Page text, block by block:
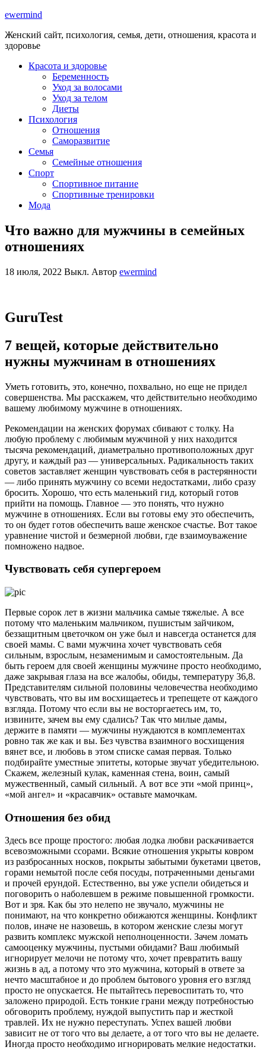
ewermind
Женский сайт, психология, семья, дети, отношения, красота и
здоровье
Красота и здоровье
Беременность
Уход за волосами
Уход за телом
Диеты
Психология
Отношения
Саморазвитие
Семья
Семейные отношения
Спорт
Спортивное питание
Спортивные тренировки
Мода
Что важно для мужчины в семейных
отношениях
18 июля, 2022 Выкл. Автор ewermind
GuruTest
7 вещей, которые действительно
нужны мужчинам в отношениях
Уметь готовить, это, конечно, похвально, но еще не придел
совершенства. Мы расскажем, что действительно необходимо
вашему любимому мужчине в отношениях.
Рекомендации на женских форумах сбивают с толку. На
любую проблему с любимым мужчиной у них находится
тысяча рекомендаций, диаметрально противоположных друг
другу, и каждый раз — универсальных. Радикальность таких
советов заставляет женщин чувствовать себя в растерянности
— либо принять мужчину со всеми недостатками, либо сразу
бросить. Хорошо, что есть маленький гид, который готов
прийти на помощь. Главное — это понять, что нужно
мужчине в отношениях. Если вы готовы ему это обеспечить,
то он будет готов обеспечить ваше женское счастье. Вот такое
уравнение чистой и безмерной любви, где взаимоуважение
помножено надвое.
Чувствовать себя супергероем
Первые сорок лет в жизни мальчика самые тяжелые. А все
потому что маленьким мальчиком, пушистым зайчиком,
беззащитным цветочком он уже был и навсегда останется для
своей мамы. С вами мужчина хочет чувствовать себя
сильным, взрослым, незаменимым и самостоятельным. Да
быть героем для своей женщины мужчине просто необходимо,
даже закрывая глаза на все жалобы, обиды, температуру 36,8.
Представителям сильной половины человечества необходимо
чувствовать, что вы им восхищаетесь и трепещете от каждого
взгляда. Потому что если вы не восторгаетесь им, то,
извините, зачем вы ему сдались? Так что милые дамы,
держите в памяти — мужчины нуждаются в комплементах
ровно так же как и вы. Без чувства взаимного восхищения
вянет все, и любовь в этом списке самая первая. Только
подбирайте уместные эпитеты, которые звучат убедительною.
Скажем, железный кулак, каменная стена, воин, самый
мужественный, самый сильный. А вот все эти «мой принц»,
«мой ангел» и «красавчик» оставьте мамочкам.
Отношения без обид
Здесь все проще простого: любая лодка любви раскачивается
всевозможными ссорами. Всякие отношения укрыты ковром
из разбросанных носков, покрыты забытыми букетами цветов,
горами немытой после себя посуды, потраченными деньгами
и прочей ерундой. Естественно, вы уже успели обидеться и
поговорить о наболевшем в режиме повышенной громкости.
Вот и зря. Как бы это нелепо не звучало, мужчины не
понимают, на что конкретно обижаются женщины. Конфликт
полов, иначе не назовешь, в котором женские слезы могут
развить комплекс мужской неполноценности. Зачем ломать
самооценку мужчины, пустыми обидами? Ваш любимый
игнорирует мелочи не потому что, хочет превратить вашу
жизнь в ад, а потому что это мужчина, который в ответе за
нечто масштабное и до проблем бытового уровня его взгляд
просто не опускается. Не пытайтесь перевоспитать то, что
заложено природой. Есть тонкие грани между потребностью
обговорить проблему, нуждой выпустить пар и жесткой
травлей. Их не нужно переступать. Успех вашей любви
зависит не от того что вы делаете, а от того что вы не делаете.
Иногда просто необходимо игнорировать мелкие недостатки.